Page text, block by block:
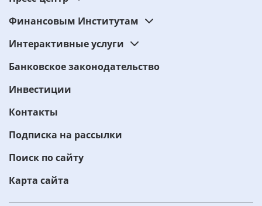
Финансовым Институтам
Интерактивные услуги
Банковское законодательство
Инвестиции
Контакты
Подписка на рассылки
Поиск по сайту
Карта сайта